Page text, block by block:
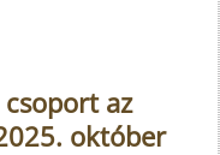
az
október